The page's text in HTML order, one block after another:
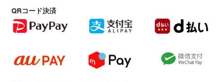
QRコード決済